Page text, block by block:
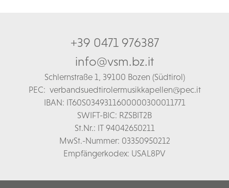
+39 0471 976387
info@vsm.bz.it
Schlernstraße 1, 39100 Bozen (Südtirol)
PEC: verbandsuedtirolermusikkapellen@pec.it
IBAN: IT60S0349311600000300011771
SWIFT-BIC: RZSBIT2B
St.Nr.: IT 94042650211
MwSt.-Nummer: 03350950212
Empfängerkodex: USAL8PV